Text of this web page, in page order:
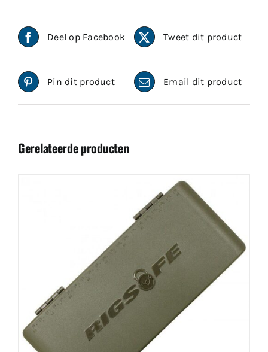
Deel op Facebook Tweet dit product
Pin dit product Email dit product
Gerelateerde producten